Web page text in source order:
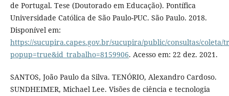
de Portugal. Tese (Doutorado em Educação). Pontífica
Universidade Católica de São Paulo-PUC. São Paulo. 2018.
Disponível em:
https://sucupira.capes.gov.br/sucupira/public/consultas/coleta/
popup=true&id_trabalho=8159906. Acesso em: 22 dez. 2021.
SANTOS, João Paulo da Silva. TENÓRIO, Alexandro Cardoso.
SUNDHEIMER, Michael Lee. Visões de ciência e tecnologia